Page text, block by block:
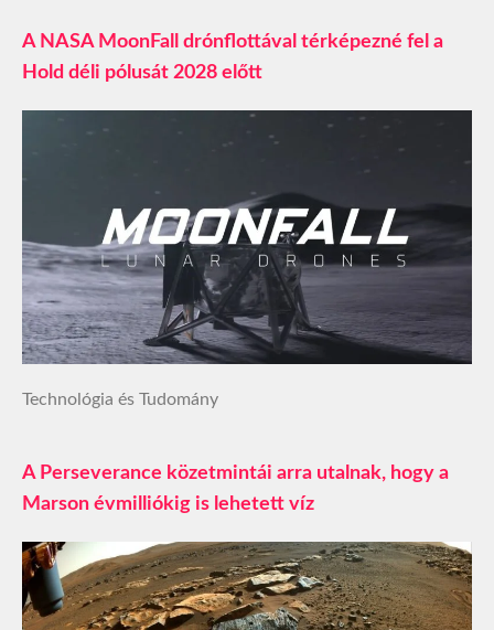
A NASA MoonFall drónflottával térképezné fel a
Hold déli pólusát 2028 előtt
Technológia és Tudomány
A Perseverance közetmintái arra utalnak, hogy a
Marson évmilliókig is lehetett víz